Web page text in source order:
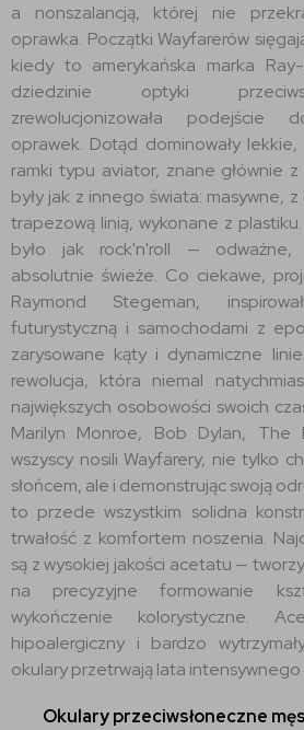
a nonszalancją, której nie
oprawka. Początki Wayfarerów
kiedy to amerykańska marka
dziedzinie optyki
zrewolucjonizowała podejście
oprawek. Dotąd dominowały
ramki typu aviator, znane głównie z
były jak z innego świata: masywne,
trapezową linią, wykonane z
było jak rock'n'roll — odważne,
absolutnie świeże. Co ciekawe,
Raymond Stegeman,
futurystyczną i samochodami z
zarysowane kąty i dynamiczne
rewolucja, która niemal
największych osobowości swoich
Marilyn Monroe, Bob Dylan, The
wszyscy nosili Wayfarery, nie tylko
słońcem, ale i demonstrując swoją
to przede wszystkim solidna
trwałość z komfortem noszenia.
są z wysokiej jakości acetatu —
na precyzyjne formowanie
wykończenie kolorystyczne.
hipoalergiczny i bardzo
okulary przetrwają lata intensywnego
Okulary przeciwsłoneczne